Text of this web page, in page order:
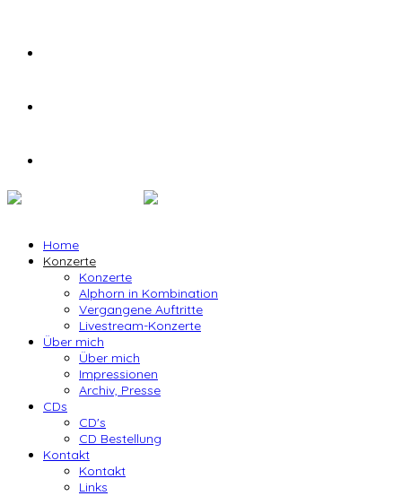
Home
Konzerte
Konzerte
Alphorn in Kombination
Vergangene Auftritte
Livestream-Konzerte
Über mich
Über mich
Impressionen
Archiv, Presse
CDs
CD's
CD Bestellung
Kontakt
Kontakt
Links